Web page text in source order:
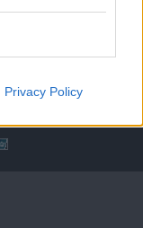
Privacy Policy